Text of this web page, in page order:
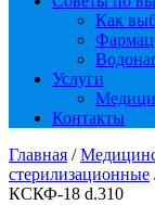
Как
Услуги
Контакты
Главная /
стерилизационные
КСКФ-18 d.310